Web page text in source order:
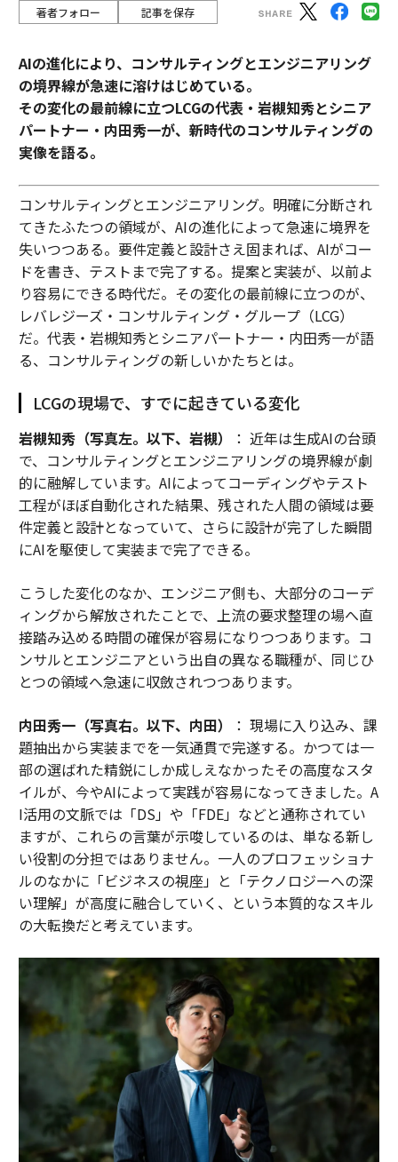
著者フォロー 記事を保存
AIの進化により、コンサルティングとエンジニアリング
の境界線が急速に溶けはじめている。
その変化の最前線に立つLCGの代表・岩槻知秀とシニア
パートナー・内田秀一が、新時代のコンサルティングの
実像を語る。
コンサルティングとエンジニアリング。明確に分断され
てきたふたつの領域が、AIの進化によって急速に境界を
失いつつある。要件定義と設計さえ固まれば、AIがコー
ドを書き、テストまで完了する。提案と実装が、以前よ
り容易にできる時代だ。その変化の最前線に立つのが、
レバレジーズ・コンサルティング・グループ（LCG）
だ。代表・岩槻知秀とシニアパートナー・内田秀一が語
る、コンサルティングの新しいかたちとは。
LCGの現場で、すでに起きている変化
岩槻知秀（写真左。以下、岩槻）
： 近年は生成AIの台頭
で、コンサルティングとエンジニアリングの境界線が劇
的に融解しています。AIによってコーディングやテスト
工程がほぼ自動化された結果、残された人間の領域は要
件定義と設計となっていて、さらに設計が完了した瞬間
にAIを駆使して実装まで完了できる。
こうした変化のなか、エンジニア側も、大部分のコーデ
ィングから解放されたことで、上流の要求整理の場へ直
接踏み込める時間の確保が容易になりつつあります。コ
ンサルとエンジニアという出自の異なる職種が、同じひ
とつの領域へ急速に収斂されつつあります。
内田秀一（写真右。以下、内田）
： 現場に入り込み、課
題抽出から実装までを一気通貫で完遂する。かつては一
部の選ばれた精鋭にしか成しえなかったその高度なスタ
イルが、今やAIによって実践が容易になってきました。A
I活用の文脈では「DS」や「FDE」などと通称されてい
ますが、これらの言葉が示唆しているのは、単なる新し
い役割の分担ではありません。一人のプロフェッショナ
ルのなかに「ビジネスの視座」と「テクノロジーへの深
い理解」が高度に融合していく、という本質的なスキル
の大転換だと考えています。